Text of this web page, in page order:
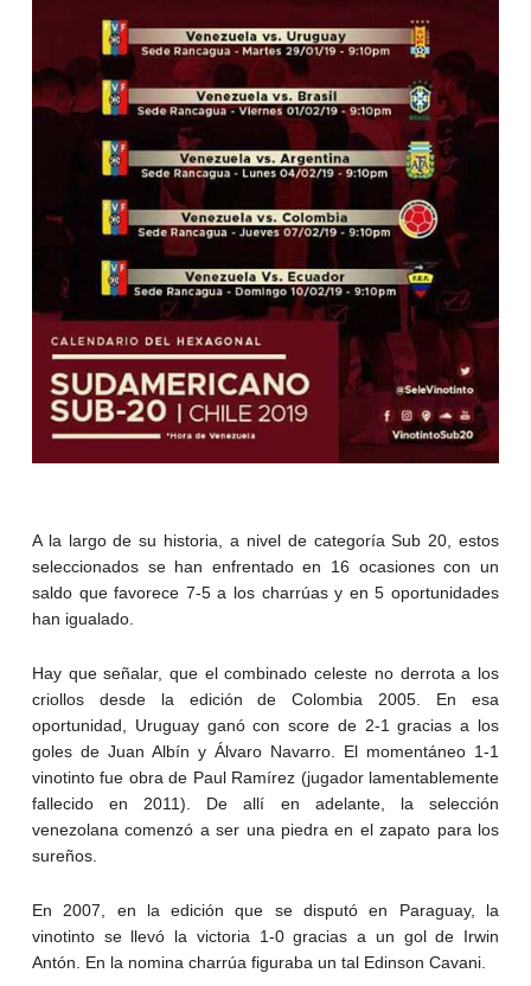
A la largo de su historia, a nivel de categoría Sub 20, estos
seleccionados se han enfrentado en 16 ocasiones con un
saldo que favorece 7-5 a los charrúas y en 5 oportunidades
han igualado.
Hay que señalar, que el combinado celeste no derrota a los
criollos desde la edición de Colombia 2005. En esa
oportunidad, Uruguay ganó con score de 2-1 gracias a los
goles de Juan Albín y Álvaro Navarro. El momentáneo 1-1
vinotinto fue obra de Paul Ramírez (jugador lamentablemente
fallecido en 2011). De allí en adelante, la selección
venezolana comenzó a ser una piedra en el zapato para los
sureños.
En 2007, en la edición que se disputó en Paraguay, la
vinotinto se llevó la victoria 1-0 gracias a un gol de Irwin
Antón. En la nomina charrúa figuraba un tal Edinson Cavani.